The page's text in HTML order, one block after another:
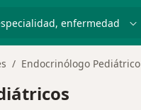
Endocrinólogo Pediátrico